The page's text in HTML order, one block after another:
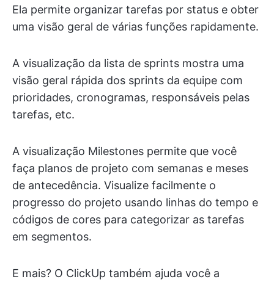
Ela permite organizar tarefas por status e obter
uma visão geral de várias funções rapidamente.
A visualização da lista de sprints mostra uma
visão geral rápida dos sprints da equipe com
prioridades, cronogramas, responsáveis pelas
tarefas, etc.
A visualização Milestones permite que você
faça planos de projeto com semanas e meses
de antecedência. Visualize facilmente o
progresso do projeto usando linhas do tempo e
códigos de cores para categorizar as tarefas
em segmentos.
E mais? O ClickUp também ajuda você a